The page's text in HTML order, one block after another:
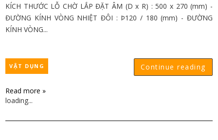
KÍCH THƯỚC LỖ CHỜ LẮP ĐẶT ÂM (D x R) : 500 x 270 (mm) -
ĐƯỜNG KÍNH VÒNG NHIỆT ĐÔI : Þ120 / 180 (mm) - ĐƯỜNG
KÍNH VÒNG...
Continue reading
VẬT DỤNG
Read more »
loading...